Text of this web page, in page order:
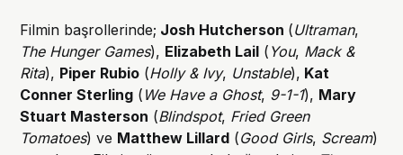
Filmin başrollerinde; Josh Hutcherson (Ultraman,
The Hunger Games), Elizabeth Lail ( You, Mack &
Rita), Piper Rubio (Holly & Ivy, Unstable), Kat
Conner Sterling ( We Have a Ghost, 9-1-1), Mary
Stuart Masterson (Blindspot, Fried Green
Tomatoes) ve Matthew Lillard (Good Girls, Scream)